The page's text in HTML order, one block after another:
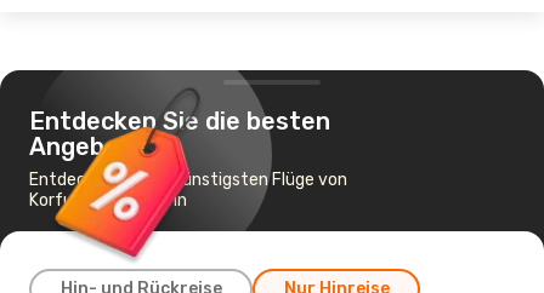
Entdecken Sie die besten
Angebote
Entdecken Sie die günstigsten Flüge von
Korfu nach Santorin
Hin- und Rückreise Nur Hinreise